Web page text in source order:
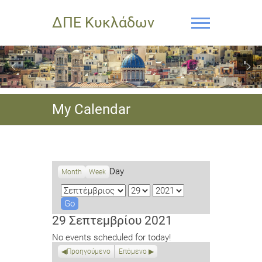
ΔΠΕ Κυκλάδων
My Calendar
Month Week Day
M
o
n
h
D
y
Y
a
29 Σεπτεμβρίου 2021
No events scheduled for today!
Προηγούμενο Επόμενο